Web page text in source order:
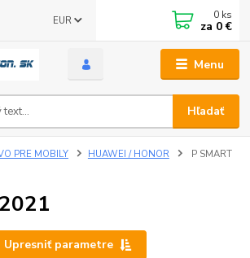
Menu
EUR
Hľadať
0 ks
za 0 €
PRE MOBILY HUAWEI / HONOR
P SMART
Upresniť parametre